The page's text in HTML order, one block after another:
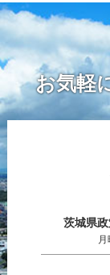
お気軽
茨城県